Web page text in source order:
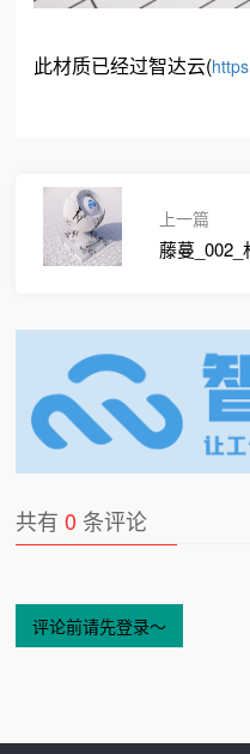
此材质已经过智达云(
上一篇
藤蔓_002_
共有0 条评论